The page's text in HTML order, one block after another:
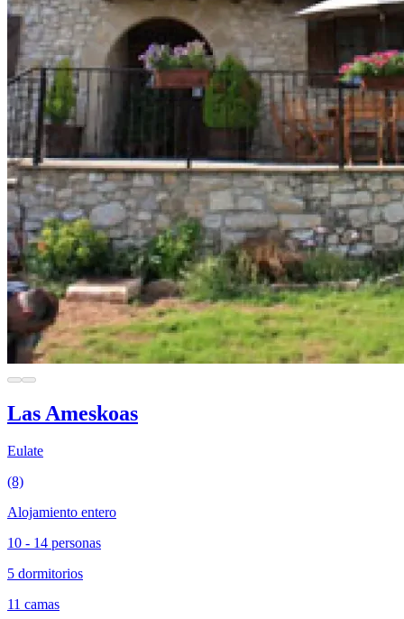
Las Ameskoas
Eulate
(8)
Alojamiento entero
10 - 14 personas
5 dormitorios
11 camas